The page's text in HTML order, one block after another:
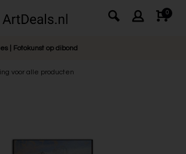
0
| Fotokunst op dibond
voor alle producten